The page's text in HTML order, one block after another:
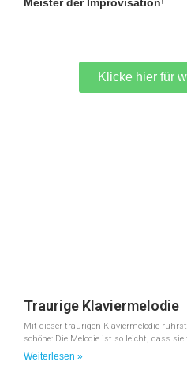
Klicke hier für
Traurige Klaviermelodie
Mit dieser traurigen Klaviermelodie
schöne: Die Melodie ist so leicht, dass
Weiterlesen »